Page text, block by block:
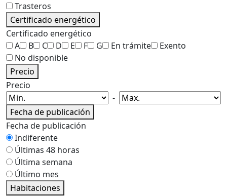
Trasteros
Certificado energético
Certificado energético
A
B C D E F G En trámite
Exento
No disponible
Precio
Precio
-
Fecha de publicación
Fecha de publicación
Indiferente
Últimas 48 horas
Última semana
Último mes
Habitaciones